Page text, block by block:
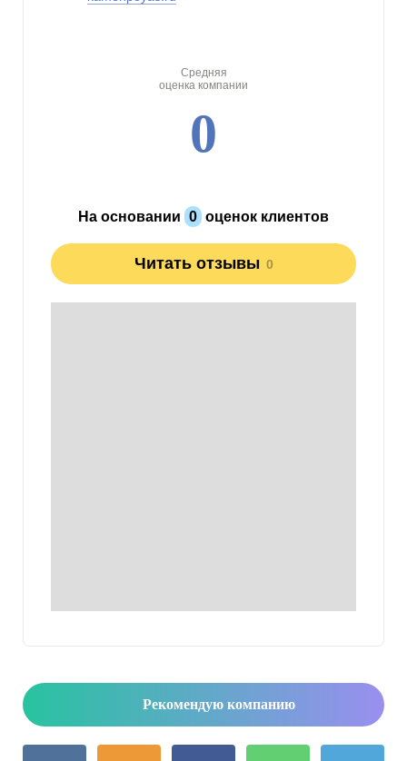
Средняя
оценка компании
0
На основании 0 оценок клиентов
Читать отзывы 0
Рекомендую компанию